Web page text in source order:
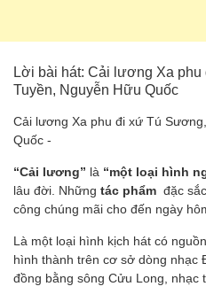
Lời bài hát: Cải lương Xa
Tuyền, Nguyễn Hữu Quốc
Cải lương Xa phu đi xứ Tú
Quốc -
“Cải lương” là “một loại hình
lâu đời. Những tác phẩm đặc
công chúng mãi cho đến ngày
Là một loại hình kịch hát có
hình thành trên cơ sở dòng nhạc
đồng bằng sông Cửu Long, nhạc